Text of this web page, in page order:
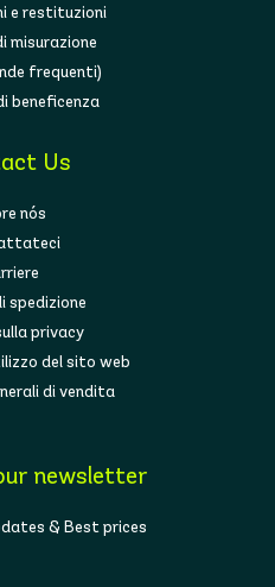
e restituzioni
misurazione
frequenti)
beneficenza
Us
nós
spedizione
privacy
del sito web
di vendita
newsletter
& Best prices